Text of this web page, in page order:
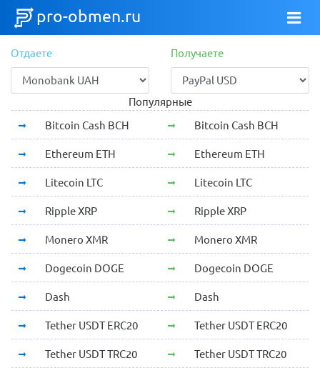
pro-obmen.ru
Отдаете Получаете
Популярные
Bitcoin Cash BCH
Bitcoin Cash BCH
Ethereum ETH Ethereum ETH
Litecoin LTC Litecoin LTC
Ripple XRP Ripple XRP
Monero XMR Monero XMR
Dogecoin DOGE Dogecoin DOGE
Dash Dash
Tether USDT ERC20 Tether USDT ERC20
Tether USDT TRC20 Tether USDT TRC20